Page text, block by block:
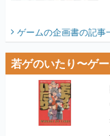
ゲームの企画書の記事
若ゲのいたり〜ゲ